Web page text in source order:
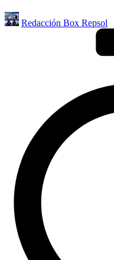
Redacción Box Repsol